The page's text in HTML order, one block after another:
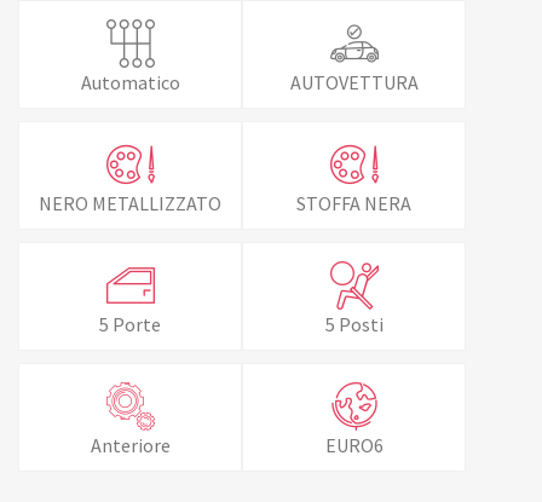
Automatico AUTOVETTURA
NERO METALLIZZATO STOFFA NERA
5 Porte 5 Posti
Anteriore EURO6